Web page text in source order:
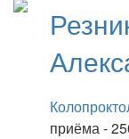
приёма -